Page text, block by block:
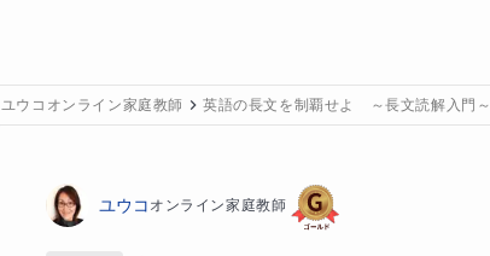
ユウコオンライン家庭教師 英語の長文を制覇せよ ～長文読解入門～
ユウコ オンライン家庭教師